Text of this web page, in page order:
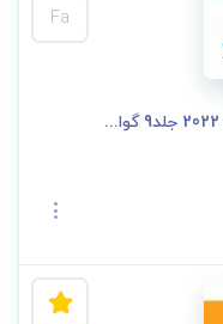
Fa